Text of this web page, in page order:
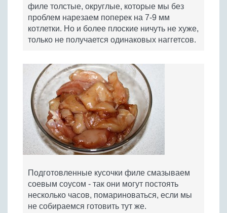
филе толстые, округлые, которые мы без
проблем нарезаем поперек на 7-9 мм
котлетки. Но и более плоские ничуть не хуже,
только не получается одинаковых наггетсов.
Подготовленные кусочки филе смазываем
соевым соусом - так они могут постоять
несколько часов, помариноваться, если мы
не собираемся готовить тут же.